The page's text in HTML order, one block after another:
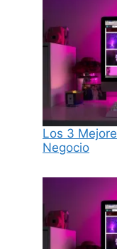
Los 3
Negocio